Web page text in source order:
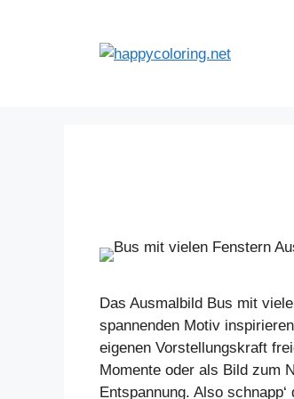
Das Ausmalbild Bus mit
spannenden Motiv
eigenen Vorstellungskraft
Momente oder als Bild zum
Entspannung. Also